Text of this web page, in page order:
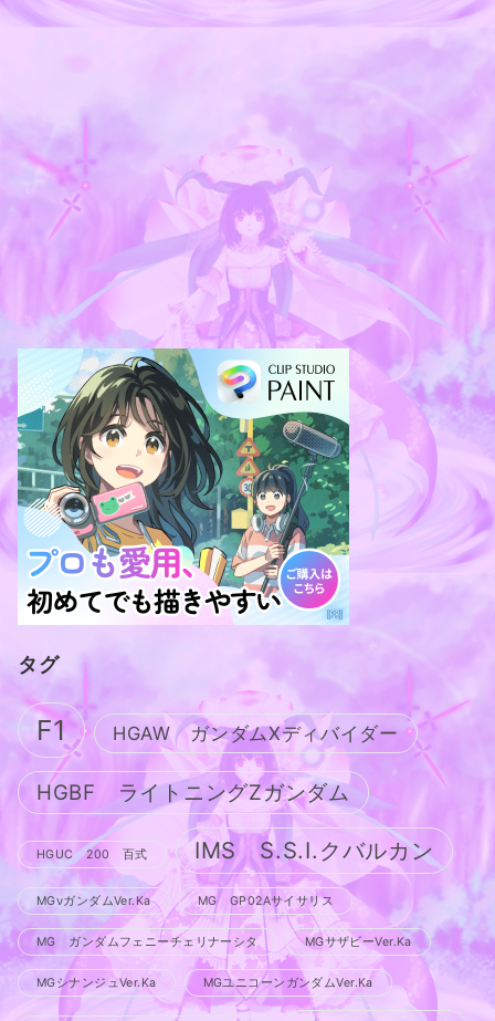
タグ
F1 HGAW ガンダムXディバイダー
HGBF ライトニングZガンダム
HGUC 200 百式 IMS S.S.I.クバルカン
MGνガンダムVer.Ka MG GP02Aサイサリス
MG ガンダムフェニーチェリナーシタ MGサザビーVer.Ka
MGシナンジュVer.Ka MGユニコーンガンダムVer.Ka